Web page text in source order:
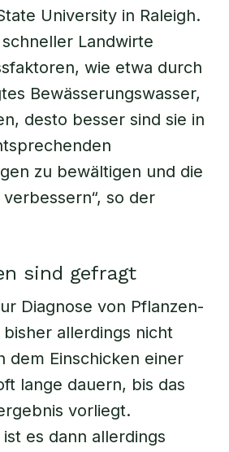
University in Raleigh.
Landwirte
wie etwa durch
Bewässerungswasser,
desto besser sind sie in
zu bewältigen und die
so der
sind gefragt
Diagnose von Pflanzen-
allerdings nicht
dem Einschicken einer
lange dauern, bis das
vorliegt.
es dann allerdings